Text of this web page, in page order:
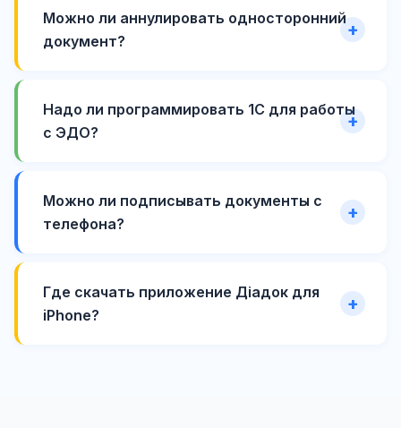
Можно ли аннулировать односторонний
документ?
Надо ли программировать 1С для работы
с ЭДО?
Можно ли подписывать документы с
телефона?
Где скачать приложение Діадок для
iPhone?